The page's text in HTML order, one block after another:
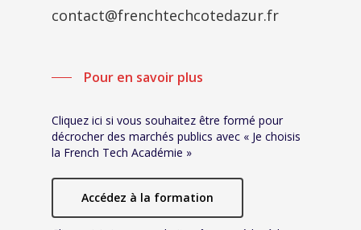
contact@frenchtechcotedazur.fr
Pour en savoir plus
Cliquez ici si vous souhaitez être formé pour
décrocher des marchés publics avec « Je choisis
la French Tech Académie »
Accédez à la formation